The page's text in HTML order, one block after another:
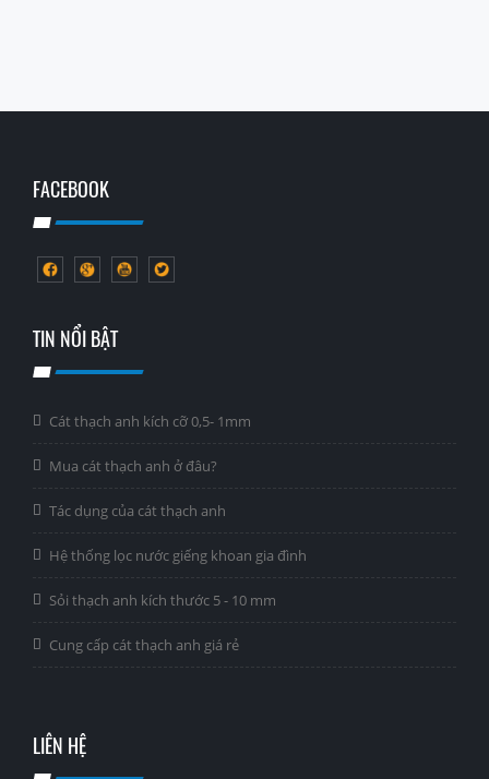
FACEBOOK
TIN NỔI BẬT
Cát thạch anh kích cỡ 0,5- 1mm
Mua cát thạch anh ở đâu?
Tác dụng của cát thạch anh
Hệ thống lọc nước giếng khoan gia đình
Sỏi thạch anh kích thước 5 - 10 mm
Cung cấp cát thạch anh giá rẻ
LIÊN HỆ